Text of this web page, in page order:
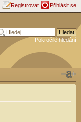
Registrovat Přihlásit se
Pokročilé hledání